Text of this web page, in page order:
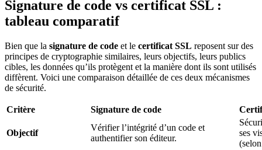
Signature de code vs certificat SSL :
tableau comparatif
Bien que la signature de code et le certificat SSL reposent sur des
principes de cryptographie similaires, leurs objectifs, leurs publics
cibles, les données qu’ils protègent et la manière dont ils sont utilisés
diffèrent. Voici une comparaison détaillée de ces deux mécanismes
de sécurité.
Critère Signature de code
Objectif
Vérifier l’intégrité d’un code et
authentifier son éditeur.
ses